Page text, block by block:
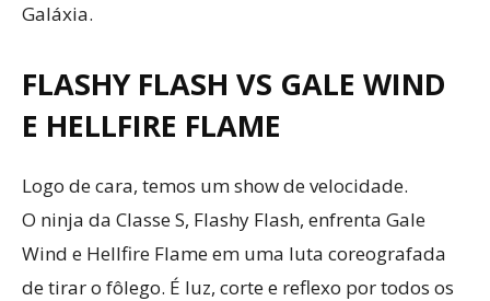
Galáxia.
FLASHY FLASH VS GALE WIND
E HELLFIRE FLAME
Logo de cara, temos um show de velocidade.
O ninja da Classe S, Flashy Flash, enfrenta Gale
Wind e Hellfire Flame em uma luta coreografada
de tirar o fôlego. É luz, corte e reflexo por todos os